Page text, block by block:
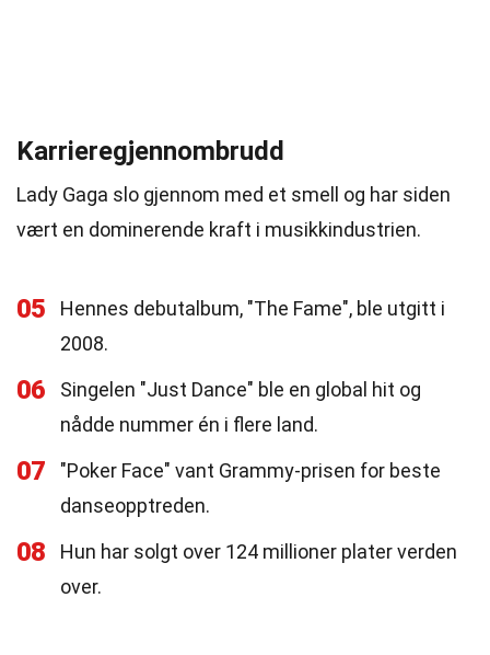
Karrieregjennombrudd
Lady Gaga slo gjennom med et smell og har siden
vært en dominerende kraft i musikkindustrien.
05
Hennes debutalbum, "The Fame", ble utgitt i
2008.
06
Singelen "Just Dance" ble en global hit og
nådde nummer én i flere land.
07
"Poker Face" vant Grammy-prisen for beste
danseopptreden.
08
Hun har solgt over 124 millioner plater verden
over.